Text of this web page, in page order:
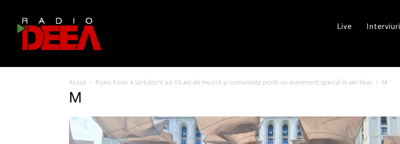
Live Interviuri
Acasă Picnic Fonic a sărbătorit azi 10 ani de muzică și comunitate printr-un eveniment special în aer liber M
M